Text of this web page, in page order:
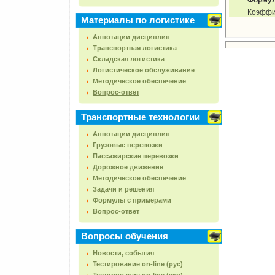
Материалы по логистике
Аннотации дисциплин
Транспортная логистика
Складская логистика
Логистическое обслуживание
Методическое обеспечение
Вопрос-ответ
Транспортные технологии
Аннотации дисциплин
Грузовые перевозки
Пассажирские перевозки
Дорожное движение
Методическое обеспечение
Задачи и решения
Формулы с примерами
Вопрос-ответ
Вопросы обучения
Новости, события
Тестирование on-line (рус)